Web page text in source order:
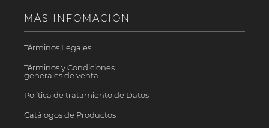
MÁS INFOMACIÓN
Términos Legales
Términos y Condiciones
generales de venta
Política de tratamiento de Datos
Catálogos de Productos